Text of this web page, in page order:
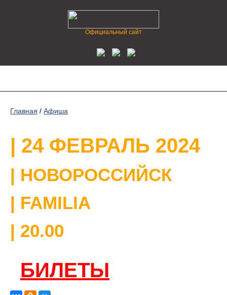
Официальный сайт
Главная / Афиша
| 24 ФЕВРАЛЬ 2024
| НОВОРОССИЙСК
| FAMILIA
| 20.00
БИЛЕТЫ